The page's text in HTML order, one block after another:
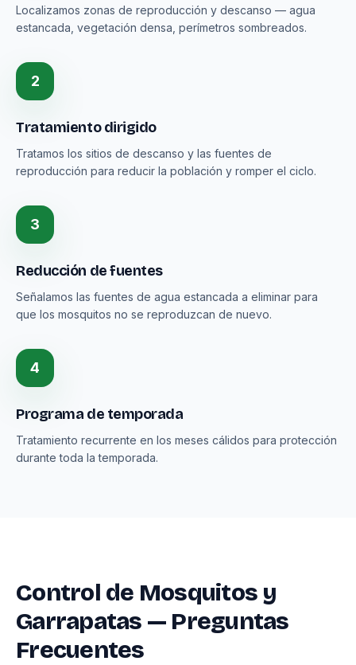
Localizamos zonas de reproducción y descanso — agua
estancada, vegetación densa, perímetros sombreados.
2
Tratamiento dirigido
Tratamos los sitios de descanso y las fuentes de
reproducción para reducir la población y romper el ciclo.
3
Reducción de fuentes
Señalamos las fuentes de agua estancada a eliminar para
que los mosquitos no se reproduzcan de nuevo.
4
Programa de temporada
Tratamiento recurrente en los meses cálidos para protección
durante toda la temporada.
Control de Mosquitos y
Garrapatas — Preguntas
Frecuentes